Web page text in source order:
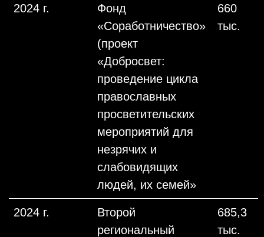
2024 г.
Фонд
«Соработничество»
(проект
«Добросвет:
проведение цикла
православных
просветительских
мероприятий для
незрячих и
слабовидящих
людей, их семей»
660
тыс.
2024 г.
Второй
региональный
685,3
тыс.